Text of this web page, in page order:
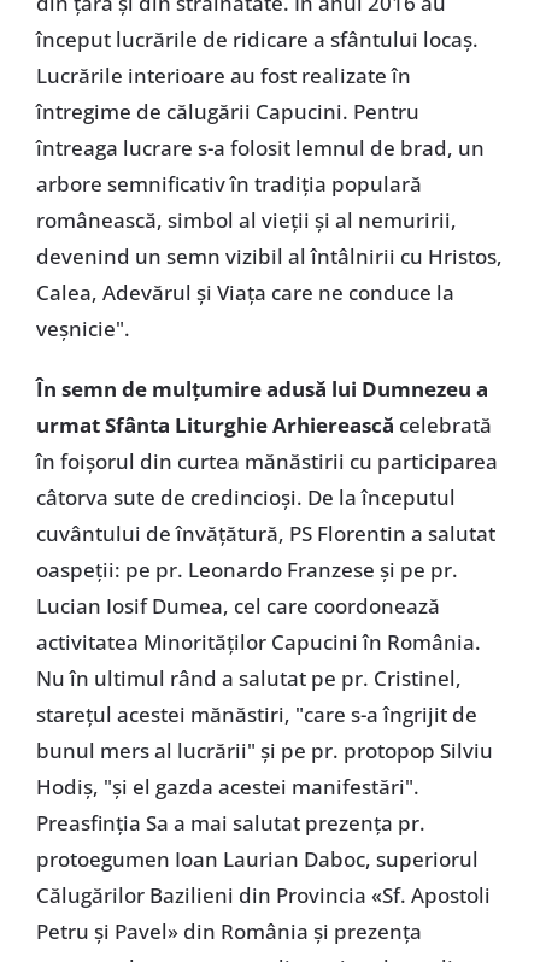
început lucrările de ridicare a sfântului locaș.
Lucrările interioare au fost realizate în
întregime de călugării Capucini. Pentru
întreaga lucrare s-a folosit lemnul de brad, un
arbore semnificativ în tradiția populară
românească, simbol al vieții și al nemuririi,
devenind un semn vizibil al întâlnirii cu Hristos,
Calea, Adevărul și Viața care ne conduce la
veșnicie".
În semn de mulțumire adusă lui Dumnezeu a
urmat Sfânta Liturghie Arhierească celebrată
în foișorul din curtea mănăstirii cu participarea
câtorva sute de credincioși. De la începutul
cuvântului de învățătură, PS Florentin a salutat
oaspeții: pe pr. Leonardo Franzese și pe pr.
Lucian Iosif Dumea, cel care coordonează
activitatea Minorităților Capucini în România.
Nu în ultimul rând a salutat pe pr. Cristinel,
starețul acestei mănăstiri, "care s-a îngrijit de
bunul mers al lucrării" și pe pr. protopop Silviu
Hodiș, "și el gazda acestei manifestări".
Preasfinția Sa a mai salutat prezența pr.
protoegumen Ioan Laurian Daboc, superiorul
Călugărilor Bazilieni din Provincia «Sf. Apostoli
Petru și Pavel» din România și prezența